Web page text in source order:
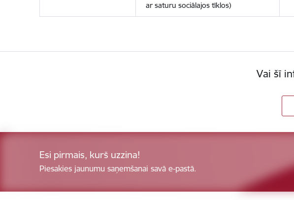
ar saturu sociālajos tīklos)
Vai šī
Esi pirmais, kurš uzzina!
Piesakies jaunumu saņemšanai savā e-pastā.